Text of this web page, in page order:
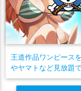
王道作品ワンピース
やヤマトなど見放題